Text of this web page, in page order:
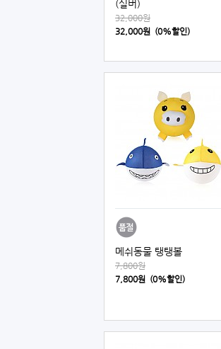
(실버)
32,000원
32,000원 (0%할인)
메쉬동물 탱탱볼
7,800원
7,800원 (0%할인)